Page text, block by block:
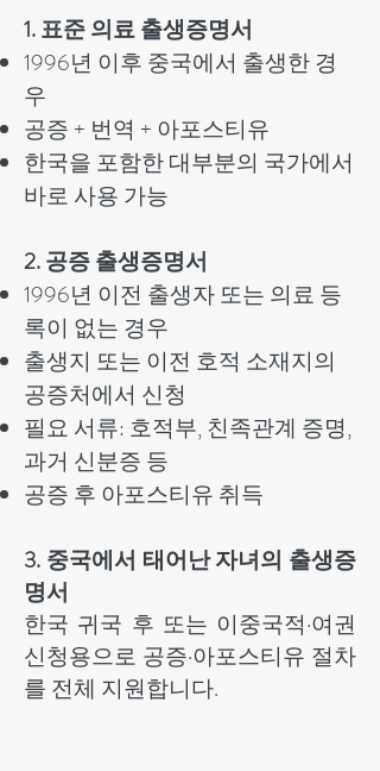
1. 표준 의료 출생증명서
1996년 이후 중국에서 출생한 경
우
공증 + 번역 + 아포스티유
한국을 포함한 대부분의 국가에서
바로 사용 가능
2. 공증 출생증명서
1996년 이전 출생자 또는 의료 등
록이 없는 경우
출생지 또는 이전 호적 소재지의
공증처에서 신청
필요 서류: 호적부, 친족관계 증명,
과거 신분증 등
공증 후 아포스티유 취득
3. 중국에서 태어난 자녀의 출생증
명서
한국 귀국 후 또는 이중국적·여권
신청용으로 공증·아포스티유 절차
를 전체 지원합니다.